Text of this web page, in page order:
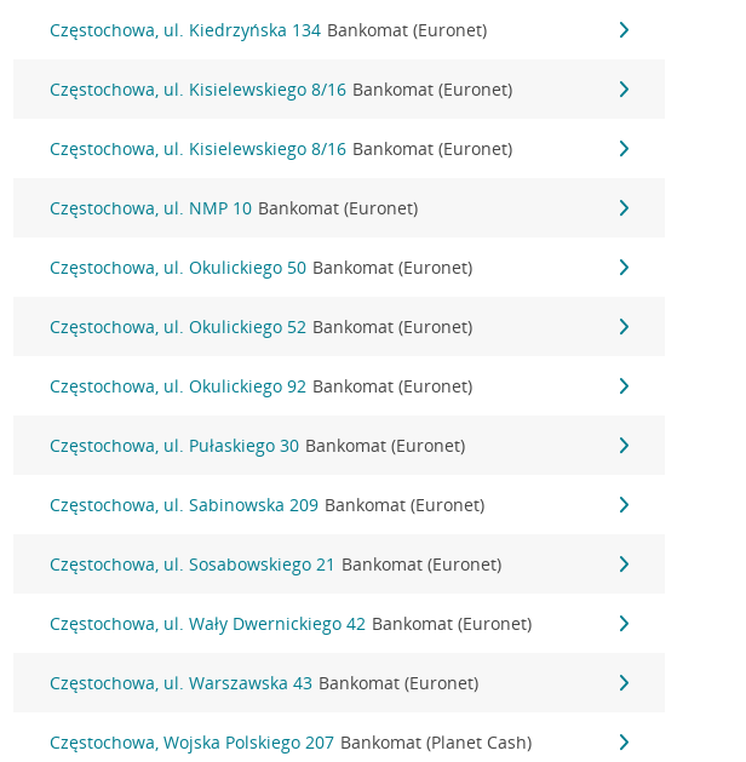
Częstochowa, ul. Kiedrzyńska 134 Bankomat (Euronet)
Częstochowa, ul. Kisielewskiego 8/16 Bankomat (Euronet)
Częstochowa, ul. Kisielewskiego 8/16 Bankomat (Euronet)
Częstochowa, ul. NMP 10 Bankomat (Euronet)
Częstochowa, ul. Okulickiego 50 Bankomat (Euronet)
Częstochowa, ul. Okulickiego 52 Bankomat (Euronet)
Częstochowa, ul. Okulickiego 92 Bankomat (Euronet)
Częstochowa, ul. Pułaskiego 30 Bankomat (Euronet)
Częstochowa, ul. Sabinowska 209 Bankomat (Euronet)
Częstochowa, ul. Sosabowskiego 21 Bankomat (Euronet)
Częstochowa, ul. Wały Dwernickiego 42 Bankomat (Euronet)
Częstochowa, ul. Warszawska 43 Bankomat (Euronet)
Częstochowa, Wojska Polskiego 207 Bankomat (Planet Cash)